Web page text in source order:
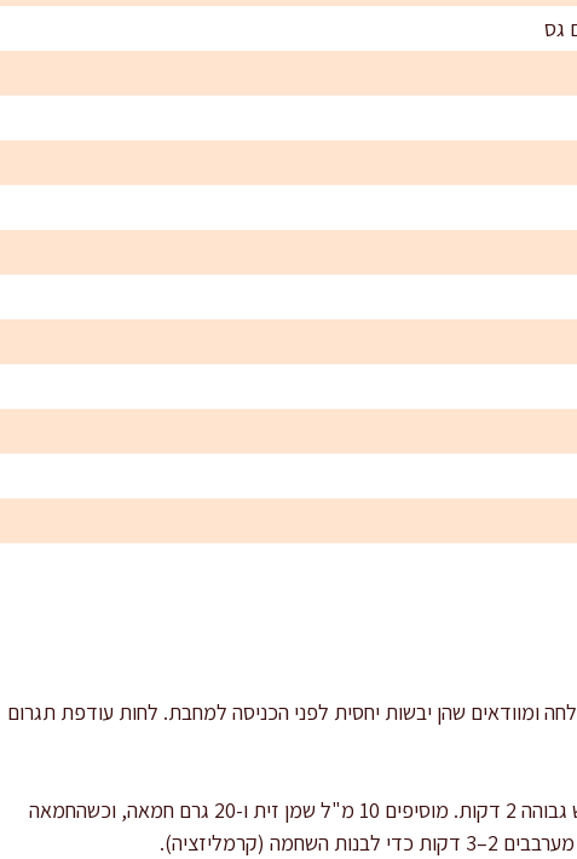
ומוודאים שהן יבשות יחסית לפני הכניסה למחבת. לחות עודפת תגרום
צורבים פטריות נכון: מחממים מחבת רחבה וכבדה על אש גבוהה 2 דקות. מוסיפים 10 מ"ל שמן זית ו-20 גרם חמאה, וכשהחמאה
(קרמליזציה).